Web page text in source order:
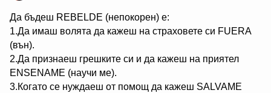
Да бъдеш REBELDE (непокорен) е:
1.Да имаш волята да кажеш на страховете си FUERA
(вън).
2.Да признаеш грешките си и да кажеш на приятел
ЕNSENAME (научи ме).
3.Когато се нуждаеш от помощ да кажеш SALVAME